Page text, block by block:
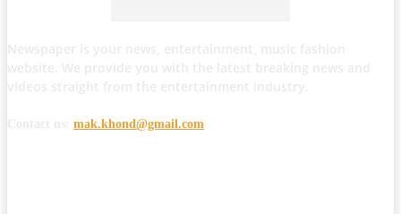
mak.khond@gmail.com